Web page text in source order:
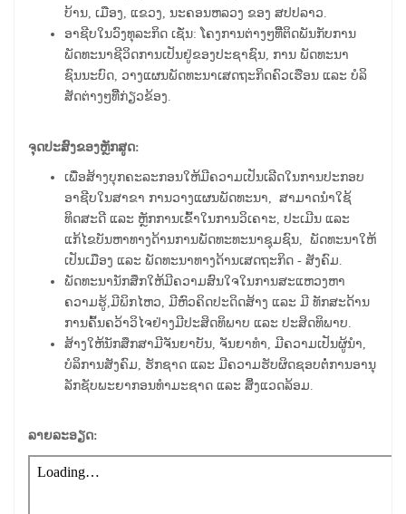
ບ້ານ, ເມືອງ, ແຂວງ, ນະຄອນຫລວງ ຂອງ ສປປລາວ.
ອາຊີບໃນວົງທຸລະກິດ ເຊັ່ນ: ໂຄງການຕ່າງໆທີິ່ຕິດພັນກັບການ
ພັດທະນາຊີວິດການເປັນຢູ່ຂອງປະຊາຊົນ, ການ ພັດທະນາ
ຊົນນະບົດ, ວາງແຜນພັດທະນາເສດຖະກິດຄົວເຮືອນ ແລະ ບໍລິ
ສັດຕ່າງໆທີິ່ກ່ຽວຂ້ອງ.
ຈຸດປະສົງຂອງຫຼັກສູດ:
ເພື່ອສ້າງບຸກຄະລະກອນໃຫ້ມີຄວາມເປັນເລີດໃນການປະກອບ
ອາຊີບໃນສາຂາ ການວາງແຜນພັດທະນາ, ສາມາດນໍາໃຊ້
ທິດສະດີ ແລະ ຫຼັກການເຂົ້າໃນການວິເຄາະ, ປະເມີນ ແລະ
ແກ້ໄຂບັນຫາທາງດ້ານການພັດທະທະນາຊຸມຊົນ, ພັດທະນາໃຫ້
ເປັນເມືອງ ແລະ ພັດທະນາທາງດ້ານເສດຖະກິດ - ສັງຄົມ.
ພັດທະນານັກສຶກໃຫ້ມີຄວາມສົນໃຈໃນການສະແຫວງຫາ
ຄວາມຮູ້,ມີພິກໄຫວ, ມີຫົວຄິດປະດິດສ້າງ ແລະ ມີ ທັກສະດ້ານ
ການຄົ້ນຄວ້າວິໄຈຢ່າງມີປະສິດທິພາບ ແລະ ປະສິດທິພາບ.
ສ້າງໃຫ້ນັກສຶກສາມີຈັນຍາບັນ, ຈັນຍາທໍາ, ມີຄວາມເປັນຜູ້ນໍາ,
ບໍລິການສັງຄົມ, ຮັກຊາດ ແລະ ມີຄວາມຮັບຜິດຊອບຕໍ່ການອານຸ
ລັກຊັບພະຍາກອນທໍາມະຊາດ ແລະ ສິິ່ງແວດລ້ອມ.
ລາຍລະອຽດ: